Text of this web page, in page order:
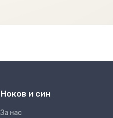
Ноков и син
За нас